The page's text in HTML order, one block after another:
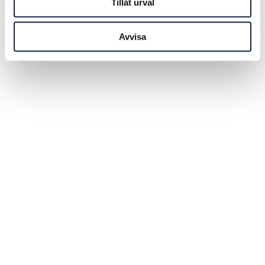
Tillåt urval
Avvisa